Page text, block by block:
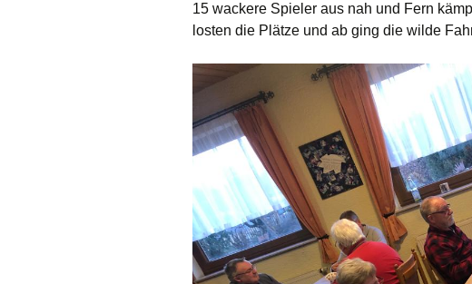
15 wackere Spieler aus nah und Fern
losten die Plätze und ab ging die wilde